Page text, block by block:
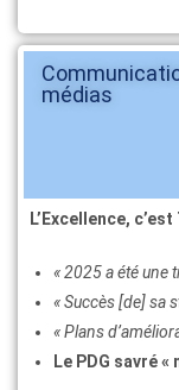
médias
L’Excellence,
« 2025 a été une
« Succès [de] sa
« Plans
Le PDG savré «